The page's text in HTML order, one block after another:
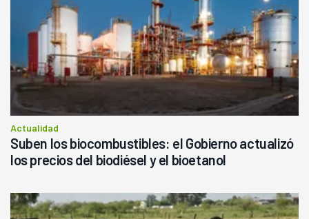
Actualidad
Suben los biocombustibles: el Gobierno actualizó
los precios del biodiésel y el bioetanol